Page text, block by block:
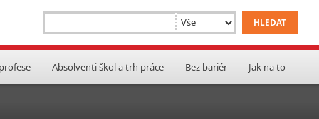
Absolventi škol a trh práce Bez bariér Jak na to